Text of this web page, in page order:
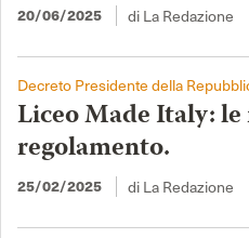
20/06/2025 di La Redazione
Decreto Presidente della
Liceo Made Italy:
regolamento.
25/02/2025 di La Redazione